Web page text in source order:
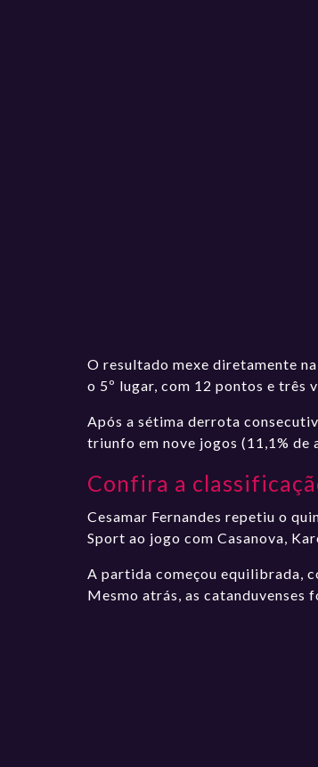
O resultado mexe diretamente
o 5º lugar, com 12 pontos e três
Após a sétima derrota
triunfo em nove jogos (11,1%
Confira a
Cesamar Fernandes repetiu o
Sport ao jogo com Casanova,
A partida começou equilibrada,
Mesmo atrás, as catanduvenses